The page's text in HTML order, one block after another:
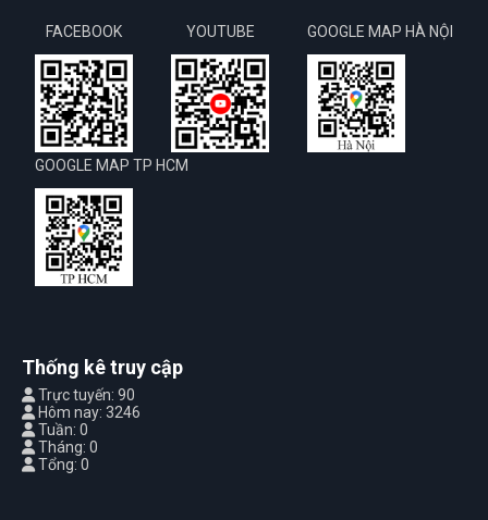
FACEBOOK YOUTUBE GOOGLE MAP HÀ NỘI
GOOGLE MAP TP HCM
Thống kê truy cập
Trực tuyến: 90
Hôm nay: 3246
Tuần: 0
Tháng: 0
Tổng: 0